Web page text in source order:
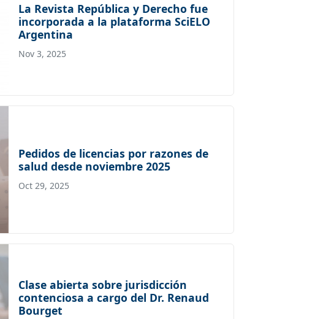
La Revista República y Derecho fue
incorporada a la plataforma SciELO
Argentina
Nov 3, 2025
Pedidos de licencias por razones de
salud desde noviembre 2025
Oct 29, 2025
Clase abierta sobre jurisdicción
contenciosa a cargo del Dr. Renaud
Bourget